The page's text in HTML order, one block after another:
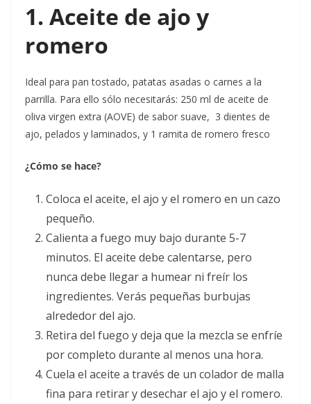
1. Aceite de ajo y
romero
Ideal para pan tostado, patatas asadas o carnes a la
parrilla. Para ello sólo necesitarás: 250 ml de aceite de
oliva virgen extra (AOVE) de sabor suave, 3 dientes de
ajo, pelados y laminados, y 1 ramita de romero fresco
¿Cómo se hace?
Coloca el aceite, el ajo y el romero en un cazo
pequeño.
Calienta a fuego muy bajo durante 5-7
minutos. El aceite debe calentarse, pero
nunca debe llegar a humear ni freír los
ingredientes. Verás pequeñas burbujas
alrededor del ajo.
Retira del fuego y deja que la mezcla se enfríe
por completo durante al menos una hora.
Cuela el aceite a través de un colador de malla
fina para retirar y desechar el ajo y el romero.